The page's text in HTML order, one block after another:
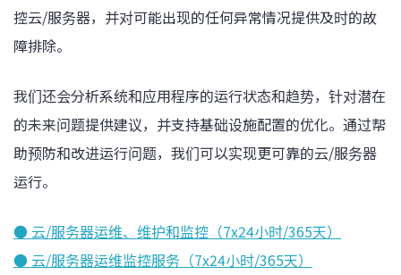
控云/服务器，并对可能出现的任何异常情况提供及时的故
障排除。
我们还会分析系统和应用程序的运行状态和趋势，针对潜在
的未来问题提供建议，并支持基础设施配置的优化。通过帮
助预防和改进运行问题，我们可以实现更可靠的云/服务器
运行。
● 云/服务器运维、维护和监控（7x24小时/365天）
● 云/服务器运维监控服务（7x24小时/365天）